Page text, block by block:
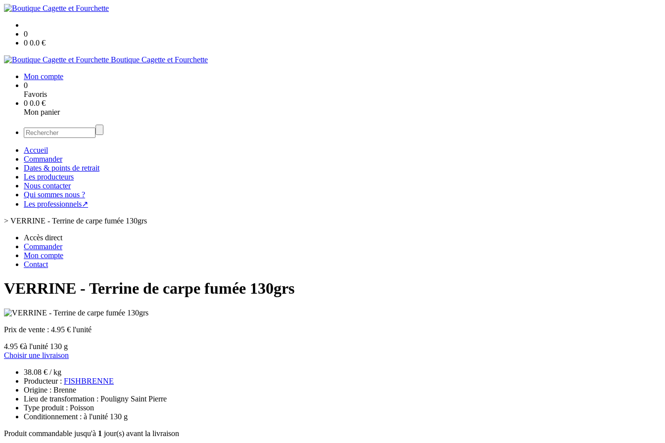
0
0 0.0 €
Boutique Cagette et Fourchette
Mon compte
0
Favoris
0 0.0 €
Mon panier
Accueil
Commander
Dates & points de retrait
Les producteurs
Nous contacter
Qui sommes nous ?
Les professionnels↗
> VERRINE - Terrine de carpe fumée 130grs
Accès direct
Commander
Mon compte
Contact
VERRINE - Terrine de carpe fumée 130grs
Prix de vente : 4.95 € l'unité
4.95 €à l'unité 130 g
Choisir une livraison
38.08 € / kg
Producteur : FISHBRENNE
Origine : Brenne
Lieu de transformation : Pouligny Saint Pierre
Type produit : Poisson
Conditionnement : à l'unité 130 g
Produit commandable jusqu'à 1 jour(s) avant la livraison